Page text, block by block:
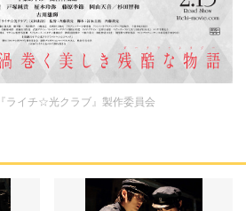
ライチ☆光クラブ』製作委員会